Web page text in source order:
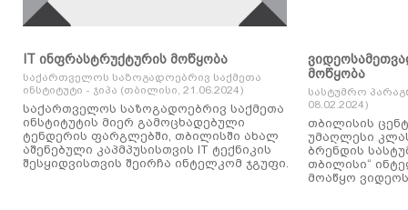
IT ინფრასტრუქტურის მოწყობა
საქართველოს საზოგადოებრივ საქმეთა
ინსტიტუტი - ჯიპა (თბილისი, 21.06.2024)
საქართველოს საზოგადოებრივ საქმეთა
ინსტიტუტის მიერ გამოცხადებული
ტენდერის ფარგლებში, თბილისში ახალ
აშენებული კაპმპუსისთვის IT ტექნიკის
შესყიდვისთვის შეირჩა ინტელკომ ჯგუფი.
მოწყობა
სასტუმრო
08.02.2024)
თბილისის
უმაღლესი
ბრენდის
თბილისი“
მოაწყო